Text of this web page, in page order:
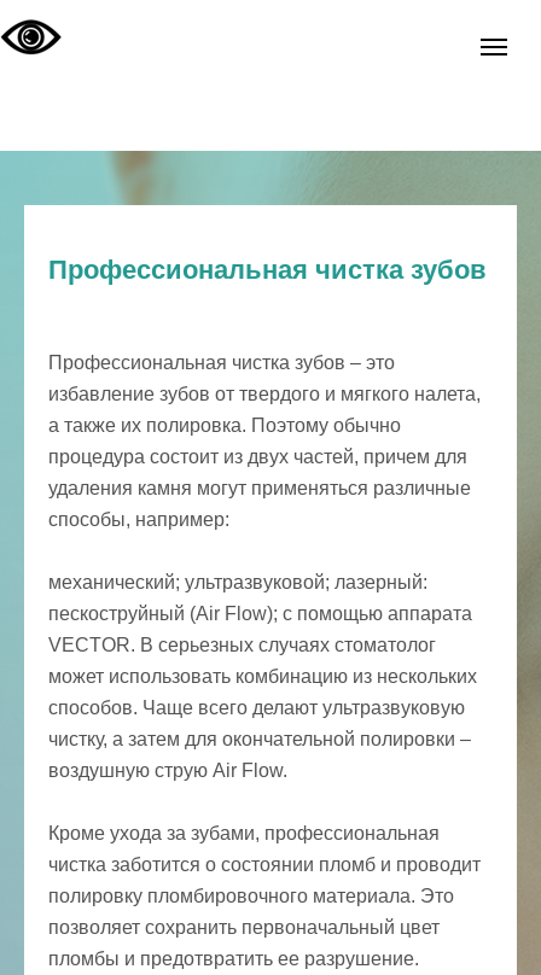
Профессиональная чистка зубов
Профессиональная чистка зубов – это
избавление зубов от твердого и мягкого налета,
а также их полировка. Поэтому обычно
процедура состоит из двух частей, причем для
удаления камня могут применяться различные
способы, например:
механический; ультразвуковой; лазерный:
пескоструйный (Аir Flow); с помощью аппарата
VECTOR. В серьезных случаях стоматолог
может использовать комбинацию из нескольких
способов. Чаще всего делают ультразвуковую
чистку, а затем для окончательной полировки –
воздушную струю Аir Flow.
Кроме ухода за зубами, профессиональная
чистка заботится о состоянии пломб и проводит
полировку пломбировочного материала. Это
позволяет сохранить первоначальный цвет
пломбы и предотвратить ее разрушение.